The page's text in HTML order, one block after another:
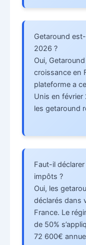
Getaround
2026 ?
Oui,
croissance en
plateforme a
Unis en février
les getaround
Faut-il
impôts ?
Oui, les
déclarés dans
France. Le
de 50%
72 600€